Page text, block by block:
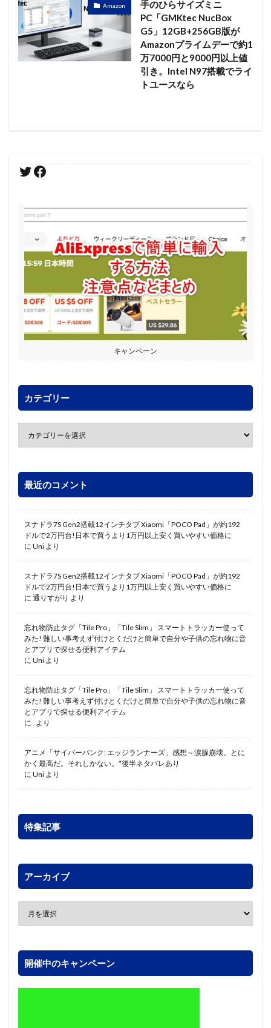
Amazon
手のひらサイズミニ
PC「GMKtec NucBox
G5」12GB+256GB版が
Amazonプライムデーで約1
万7000円と9000円以上値
引き。Intel N97搭載でライ
トユースなら
キャンペーン
カテゴリー
最近のコメント
スナドラ7S Gen2搭載12インチタブ Xiaomi「POCO Pad」が約192
ドルで2万円台!日本で買うより1万円以上安く買いやすい価格に
に Uni より
スナドラ7S Gen2搭載12インチタブ Xiaomi「POCO Pad」が約192
ドルで2万円台!日本で買うより1万円以上安く買いやすい価格に
に 通りすがり より
忘れ物防止タグ「Tile Pro」「Tile Slim」 スマートトラッカー使って
みた! 難しい事考えず付けとくだけと簡単で自分や子供の忘れ物に音
とアプリで探せる便利アイテム
に Uni より
忘れ物防止タグ「Tile Pro」「Tile Slim」 スマートトラッカー使って
みた! 難しい事考えず付けとくだけと簡単で自分や子供の忘れ物に音
とアプリで探せる便利アイテム
に . より
アニメ「サイバーパンク: エッジランナーズ」感想～涙腺崩壊。とに
かく最高だ。それしかない。*後半ネタバレあり
に Uni より
特集記事
アーカイブ
開催中のキャンペーン